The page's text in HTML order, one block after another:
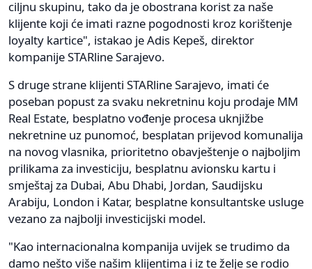
ciljnu skupinu, tako da je obostrana korist za naše
klijente koji će imati razne pogodnosti kroz korištenje
loyalty kartice", istakao je Adis Kepeš, direktor
kompanije STARline Sarajevo.
S druge strane klijenti STARline Sarajevo, imati će
poseban popust za svaku nekretninu koju prodaje MM
Real Estate, besplatno vođenje procesa uknjižbe
nekretnine uz punomoć, besplatan prijevod komunalija
na novog vlasnika, prioritetno obavještenje o najboljim
prilikama za investiciju, besplatnu avionsku kartu i
smještaj za Dubai, Abu Dhabi, Jordan, Saudijsku
Arabiju, London i Katar, besplatne konsultantske usluge
vezano za najbolji investicijski model.
"Kao internacionalna kompanija uvijek se trudimo da
damo nešto više našim klijentima i iz te želje se rodio